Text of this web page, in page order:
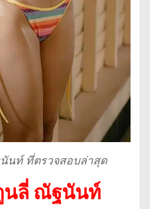
นท์ ที่ตรวจสอบล่าสุด
นลี่ ณัฐนันท์